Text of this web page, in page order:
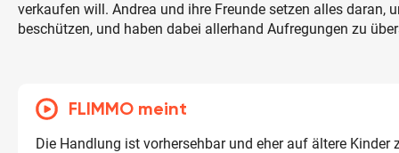
verkaufen will. Andrea und ihre Freunde setzen alles daran,
beschützen, und haben dabei allerhand Aufregungen zu
FLIMMO meint
Die Handlung ist vorhersehbar und eher auf ältere Kinder